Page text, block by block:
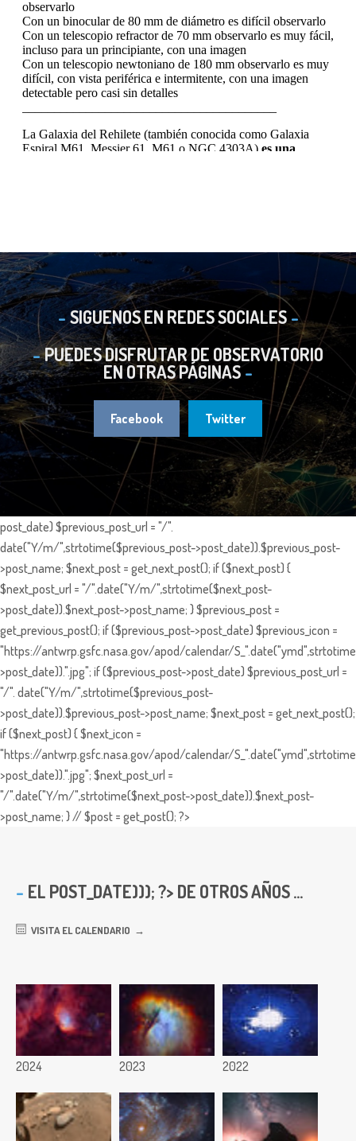
SIGUENOS EN REDES SOCIALES
PUEDES DISFRUTAR DE OBSERVATORIO
EN OTRAS PÁGINAS
Facebook Twitter
post_date) $previous_post_url = "/".
date("Y/m/",strtotime($previous_post->post_date)).$previous_post-
>post_name; $next_post = get_next_post(); if ($next_post) {
$next_post_url = "/".date("Y/m/",strtotime($next_post-
>post_date)).$next_post->post_name; } $previous_post =
get_previous_post(); if ($previous_post->post_date) $previous_icon =
"https://antwrp.gsfc.nasa.gov/apod/calendar/
>post_date)).".jpg"; if ($previous_post->post_date) $previous_post_url =
"/". date("Y/m/",strtotime($previous_post-
>post_date)).$previous_post->post_name; $next_post = get_next_post();
if ($next_post) { $next_icon =
"https://antwrp.gsfc.nasa.gov/apod/calendar/
>post_date)).".jpg"; $next_post_url =
"/".date("Y/m/",strtotime($next_post->post_date)).$next_post-
>post_name; } // $post = get_post(); ?>
EL POST_DATE))); ?> DE OTROS AÑOS ...
VISITA EL CALENDARIO
2024 2023 2022